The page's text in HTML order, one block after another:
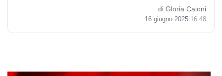
di Gloria Caioni
16 giugno 2025 16:48